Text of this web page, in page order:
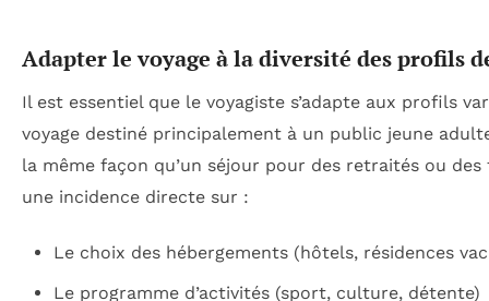
Adapter le voyage à la diversité des profils
Il est essentiel que le voyagiste s’adapte aux profils
voyage destiné principalement à un public jeune
la même façon qu’un séjour pour des retraités ou
une incidence directe sur :
Le choix des hébergements (hôtels, résidences
Le programme d’activités (sport, culture, détente)